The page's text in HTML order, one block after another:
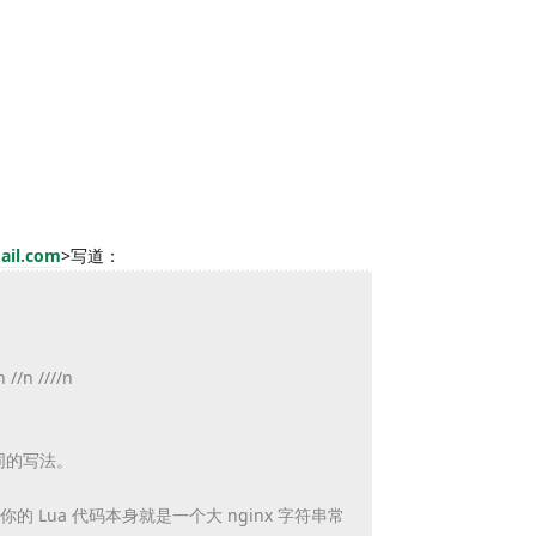
>写道：
//n ////n
写法。
的 Lua 代码本身就是一个大 nginx 字符串常